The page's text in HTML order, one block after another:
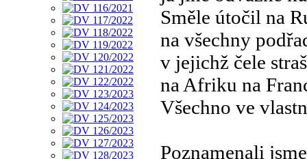
Směle útočil na
na všechny
v jejichž čele
na Afriku na
Všechno ve
Poznamenali